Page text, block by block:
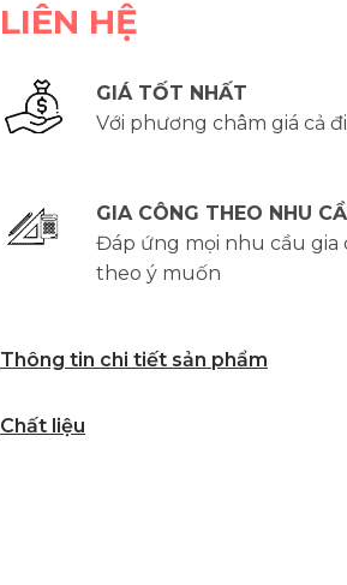
LIÊN HỆ
GIÁ TỐT NHẤT
Với phương châm giá cả
GIA CÔNG THEO NHU
Đáp ứng mọi nhu cầu gia
theo ý muốn
Thông tin chi tiết sản phẩm
Chất liệu